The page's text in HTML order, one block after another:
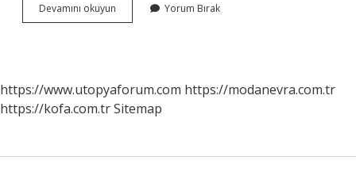
Devamını okuyun Mikrofiber
Havlu
Yorum Bırak
https://www.utopyaforum.com https://modanevra.com.tr
https://kofa.com.trSitemap